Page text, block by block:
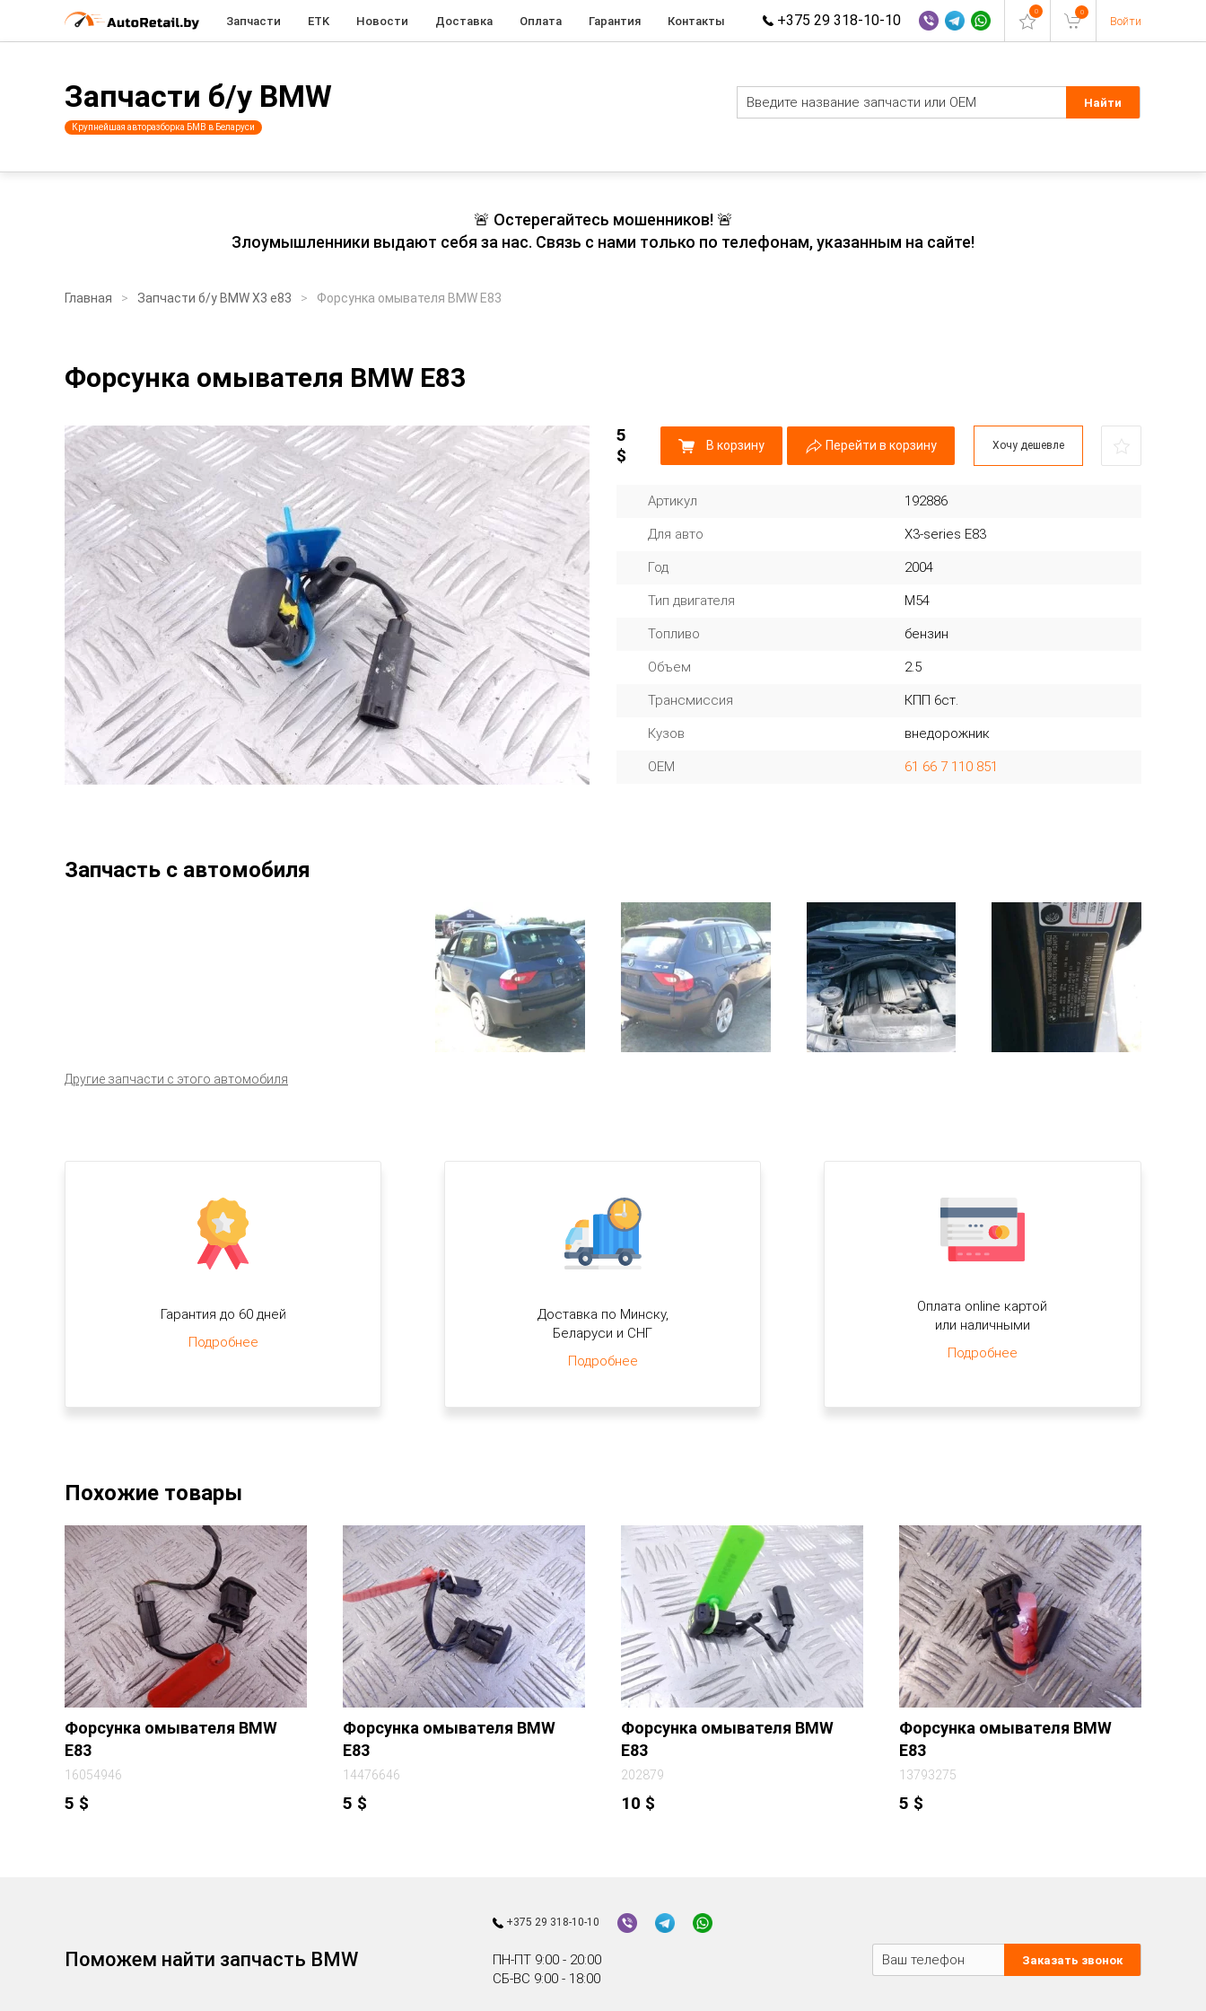
Запчасти ETK Новости Доставка Оплата Гарантия Контакты +375 29 318-10-10 0 0
Войти
Запчасти б/у BMW
Крупнейшая авторазборка БМВ в Беларуси
🚨 Остерегайтесь мошенников! 🚨
Злоумышленники выдают себя за нас. Связь с нами только по телефонам, указанным на сайте!
Главная Запчасти б/у BMW X3 e83 Форсунка омывателя BMW E83
Форсунка омывателя BMW E83
5
$
В корзину Перейти в корзину Хочу дешевле
Артикул 192886
Для авто X3-series E83
Год 2004
Тип двигателя M54
Топливо бензин
Объем 2.5
Трансмиссия КПП 6ст.
Кузов внедорожник
OEM 61 66 7 110 851
Запчасть с автомобиля
Другие запчасти с этого автомобиля
Гарантия до 60 дней
Подробнее
Доставка по Минску,
Беларуси и СНГ
Подробнее
Оплата online картой
или наличными
Подробнее
Похожие товары
Форсунка омывателя BMW
E83
16054946
5 $
Форсунка омывателя BMW
E83
14476646
5 $
Форсунка омывателя BMW
E83
202879
10 $
Форсунка омывателя BMW
E83
13793275
5 $
Поможем найти запчасть BMW
+375 29 318-10-10
ПН-ПТ 9:00 - 20:00
СБ-ВС 9:00 - 18:00
Заказать звонок